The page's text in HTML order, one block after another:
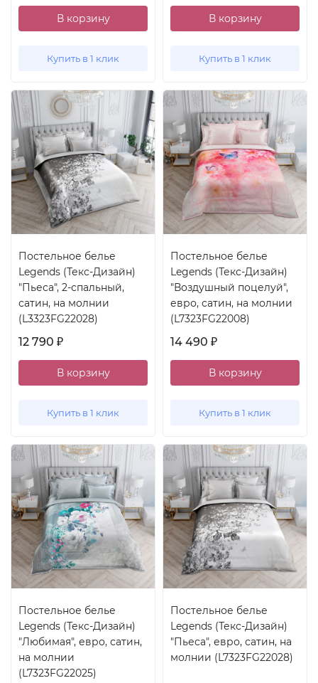
В корзину
Купить в 1 клик
В корзину
Купить в 1 клик
Постельное белье
Legends (Текс-Дизайн)
"Пьеса", 2-спальный,
сатин, на молнии
(L3323FG22028)
12 790 ₽
В корзину
Купить в 1 клик
Постельное белье
Legends (Текс-Дизайн)
"Воздушный поцелуй",
евро, сатин, на молнии
(L7323FG22008)
14 490 ₽
В корзину
Купить в 1 клик
Постельное белье
Legends (Текс-Дизайн)
"Любимая", евро, сатин,
на молнии
(L7323FG22025)
Постельное белье
Legends (Текс-Дизайн)
"Пьеса", евро, сатин, на
молнии (L7323FG22028)